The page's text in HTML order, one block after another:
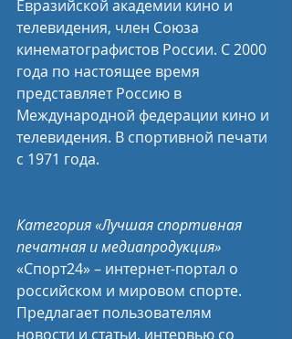
Евразийской академии кино и
телевидения, член Союза
кинематографистов России. С 2000
года по настоящее время
представляет Россию в
Международной федерации кино и
телевидения. В спортивной печати
с 1971 года.
Категория «Лучшая спортивная
печатная и медиапродукция»
«Спорт24» – интернет-портал о
российском и мировом спорте.
Предлагает пользователям
новости и статьи, интервью со